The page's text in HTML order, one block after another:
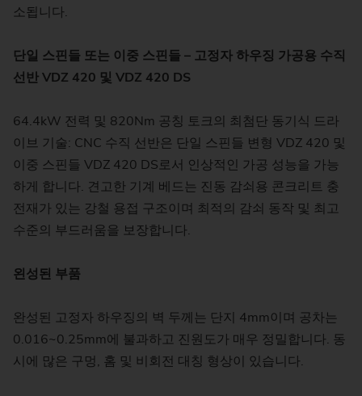
소됩니다.
단일 스핀들 또는 이중 스핀들 – 고정자 하우징 가공용 수직
선반 VDZ 420 및 VDZ 420 DS
64.4kW 전력 및 820Nm 공칭 토크의 최첨단 동기식 드라
이브 기술: CNC 수직 선반은 단일 스핀들 변형 VDZ 420 및
이중 스핀들 VDZ 420 DS로서 인상적인 가공 성능을 가능
하게 합니다. 견고한 기계 베드는 진동 감쇠용 콘크리트 충
전재가 있는 강철 용접 구조이며 최적의 감쇠 동작 및 최고
수준의 부드러움을 보장합니다.
왼성된 부품
완성된 고정자 하우징의 벽 두께는 단지 4mm이며 공차는
0.016~0.25mm에 불과하고 진원도가 매우 정밀합니다. 동
시에 많은 구멍, 홈 및 비회전 대칭 형상이 있습니다.